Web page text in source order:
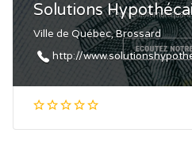
Solutions
Ville de Québec, Brossard
http://